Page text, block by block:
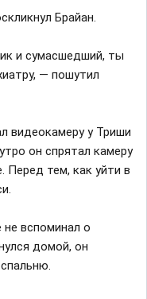
Брайан.
и сумасшедший, ты
— пошутил
видеокамеру у Триши
он спрятал камеру
Перед тем, как уйти в
вспоминал о
домой, он